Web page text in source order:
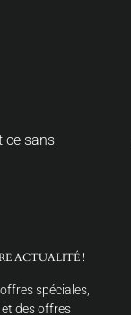
ce sans
ACTUALITÉ !
spéciales,
des offres